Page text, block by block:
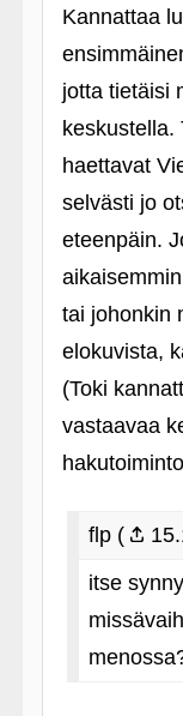
Kannattaa
jotta tietäisi
keskustella.
haettavat
selvästi jo
eteenpäin.
tai johonkin
elokuvista,
(Toki
vastaavaa
flp (
itse